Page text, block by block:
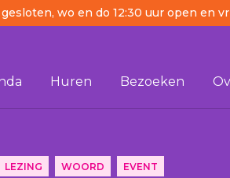
wo en do 12:30 uur open en
Huren Bezoeken
LEZING WOORD EVENT